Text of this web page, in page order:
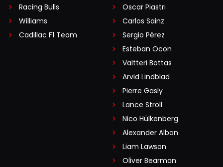
Racing Bulls
Williams
Cadillac F1 Team
Oscar Piastri
Carlos Sainz
Sergio Pérez
Esteban Ocon
Valtteri Bottas
Arvid Lindblad
Pierre Gasly
Lance Stroll
Nico Hülkenberg
Alexander Albon
Liam Lawson
Oliver Bearman